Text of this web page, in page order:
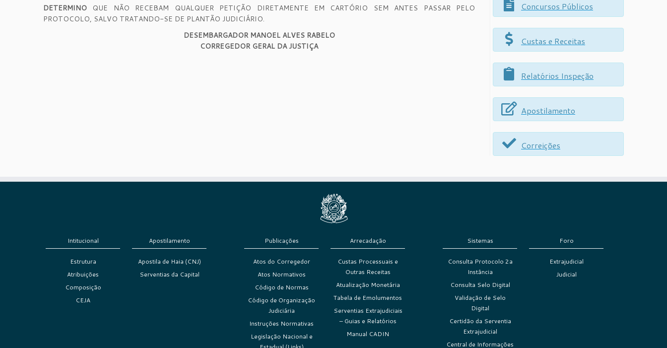
DETERMINO QUE NÃO RECEBAM QUALQUER PETIÇÃO DIRETAMENTE EM CARTÓRIO SEM ANTES PASSAR PELO
PROTOCOLO, SALVO TRATANDO-SE DE PLANTÃO JUDICIÁRIO.
DESEMBARGADOR MANOEL ALVES RABELO
CORREGEDOR GERAL DA JUSTIÇA
Concursos Públicos
Custas e Receitas
Relatórios Inspeção
Apostilamento
Correições
Intitucional
Estrutura
Atribuições
Composição
CEJA
Apostilamento
Apostila de Haia (CNJ)
Serventias da Capital
Publicações
Atos do Corregedor
Atos Normativos
Código de Normas
Código de Organização
Judiciária
Instruções Normativas
Legislação Nacional e
Arrecadação
Custas Processuais e
Outras Receitas
Atualização Monetária
Tabela de Emolumentos
Serventias Extrajudiciais
– Guias e Relatórios
Manual CADIN
Sistemas
Consulta Protocolo 2a
Instância
Consulta Selo Digital
Validação de Selo
Digital
Certidão da Serventia
Extrajudicial
Central de Informações
Foro
Extrajudicial
Judicial